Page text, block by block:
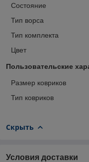
Состояние
Тип ворса
Тип комплекта
Цвет
Пользовательские
Размер ковриков
Тип ковриков
Скрыть
Условия доставки